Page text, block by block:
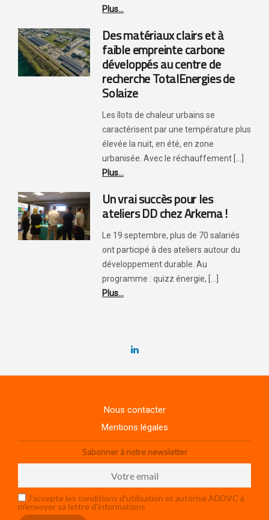
Plus...
Des matériaux clairs et à
faible empreinte carbone
développés au centre de
recherche TotalEnergies de
Solaize
Les îlots de chaleur urbains se
caractérisent par une température plus
élevée la nuit, en été, en zone
urbanisée. Avec le réchauffement [...]
Plus...
Un vrai succès pour les
ateliers DD chez Arkema !
Le 19 septembre, plus de 70 salariés
ont participé à des ateliers autour du
développement durable. Au
programme : quizz énergie, [...]
Plus...
Nous contacter
Mentions légales
Sabonner à notre newsletter
J'accepte les conditions d'utilisation et autorise ADDVC à
m'envoyer sa lettre d'informations